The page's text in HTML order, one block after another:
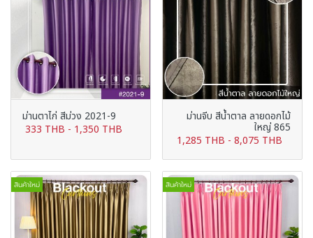
ม่านตาไก่ สีม่วง 2021-9
333 THB - 1,350 THB
ม่านจีบ สีน้ำตาล ลายดอกไม้
ใหญ่ 865
1,285 THB - 8,075 THB
สินค้าใหม่ สินค้าใหม่